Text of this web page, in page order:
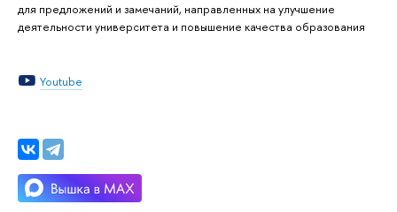
для предложений и замечаний, направленных на улучшение
деятельности университета и повышение качества образования
Youtube